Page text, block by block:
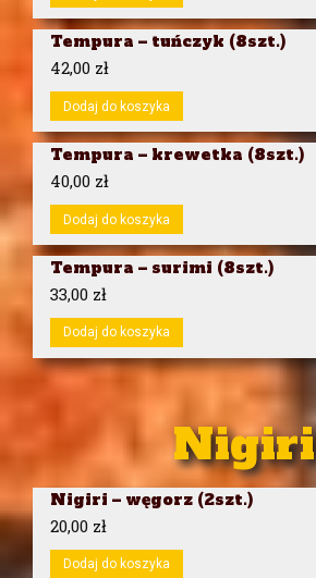
Tempura – tuńczyk (8szt.)
42,00 zł
Dodaj do koszyka
Tempura – krewetka (8szt.)
40,00 zł
Dodaj do koszyka
Tempura – surimi (8szt.)
33,00 zł
Dodaj do koszyka
Nigiri
Nigiri – węgorz (2szt.)
20,00 zł
Dodaj do koszyka